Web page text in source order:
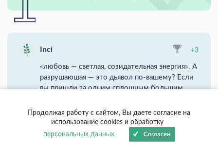
Inci +3
«любовь — светлая, созидательная энергия». А
разрушаюшая — это дьявол по-вашему? Если
вы пришли за одним сплошным большим
саморазрушением.
Я выбираю быть Божественным человеком!
Продолжая работу с сайтом, Вы даете согласие на
использование cookies и обработку
персональных данных
Согласен